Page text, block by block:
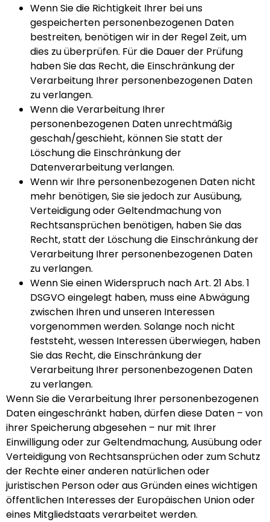
Wenn Sie die Richtigkeit Ihrer bei uns
gespeicherten personenbezogenen Daten
bestreiten, benötigen wir in der Regel Zeit, um
dies zu überprüfen. Für die Dauer der Prüfung
haben Sie das Recht, die Einschränkung der
Verarbeitung Ihrer personenbezogenen Daten
zu verlangen.
Wenn die Verarbeitung Ihrer
personenbezogenen Daten unrechtmäßig
geschah/geschieht, können Sie statt der
Löschung die Einschränkung der
Datenverarbeitung verlangen.
Wenn wir Ihre personenbezogenen Daten nicht
mehr benötigen, Sie sie jedoch zur Ausübung,
Verteidigung oder Geltendmachung von
Rechtsansprüchen benötigen, haben Sie das
Recht, statt der Löschung die Einschränkung der
Verarbeitung Ihrer personenbezogenen Daten
zu verlangen.
Wenn Sie einen Widerspruch nach Art. 21 Abs. 1
DSGVO eingelegt haben, muss eine Abwägung
zwischen Ihren und unseren Interessen
vorgenommen werden. Solange noch nicht
feststeht, wessen Interessen überwiegen, haben
Sie das Recht, die Einschränkung der
Verarbeitung Ihrer personenbezogenen Daten
zu verlangen.
Wenn Sie die Verarbeitung Ihrer personenbezogenen
Daten eingeschränkt haben, dürfen diese Daten – von
ihrer Speicherung abgesehen – nur mit Ihrer
Einwilligung oder zur Geltendmachung, Ausübung oder
Verteidigung von Rechtsansprüchen oder zum Schutz
der Rechte einer anderen natürlichen oder
juristischen Person oder aus Gründen eines wichtigen
öffentlichen Interesses der Europäischen Union oder
eines Mitgliedstaats verarbeitet werden.